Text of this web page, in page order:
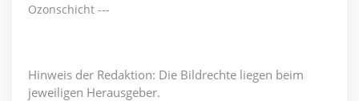
Ozonschicht ---
Hinweis der Redaktion: Die Bildrechte liegen beim
jeweiligen Herausgeber.